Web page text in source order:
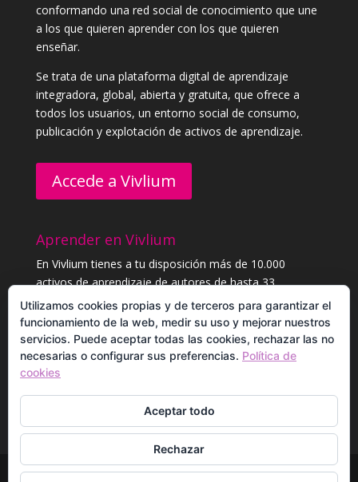
conformando una red social de conocimiento que une
a los que quieren aprender con los que quieren
enseñar.
Se trata de una plataforma digital de aprendizaje
integradora, global, abierta y gratuita, que ofrece a
todos los usuarios, un entorno social de consumo,
publicación y explotación de activos de aprendizaje.
Accede a Vivlium
Aprender en Vivlium
En Vivlium tienes a tu disposición más de 10.000
activos de aprendizaje de autores de hasta 33
categorías distintas. Aprende sin límites, y consigue
diplomas.
Registrarme para aprender
© Vivlium 2017
Utilizamos cookies propias y de terceros para garantizar el
funcionamiento de la web, medir su uso y mejorar nuestros
servicios. Puede aceptar todas las cookies, rechazar las no
necesarias o configurar sus preferencias. Política de
cookies
Aceptar todo
Rechazar